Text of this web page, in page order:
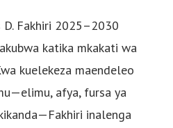
D. Fakhiri 2025–2030
katika mkakati wa
kuelekeza maendeleo
afya, fursa ya
inalenga